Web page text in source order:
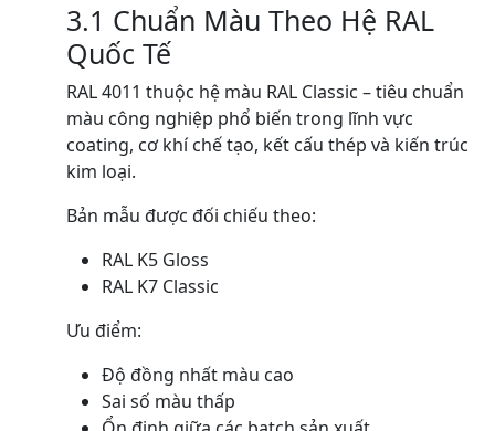
3.1 Chuẩn Màu Theo Hệ RAL
Quốc Tế
RAL 4011 thuộc hệ màu RAL Classic – tiêu chuẩn
màu công nghiệp phổ biến trong lĩnh vực
coating, cơ khí chế tạo, kết cấu thép và kiến trúc
kim loại.
Bản mẫu được đối chiếu theo:
RAL K5 Gloss
RAL K7 Classic
Ưu điểm:
Độ đồng nhất màu cao
Sai số màu thấp